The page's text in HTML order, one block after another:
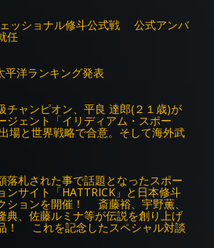
ッショナル修斗公式戦 公式アンバ
任
平洋ランキング発表
チャンピオン、平良 達郎(２１歳)が
ジェント「イリディアム・スポー
場と世界戦略で合意。そして海外武
落札された事で話題となったスポー
ンサイト「HATTRICK」と日本修斗
ションを開催！ 斎藤裕、宇野薫、
典、佐藤ルミナ等が伝説を創り上げ
！ これを記念したスペシャル対談